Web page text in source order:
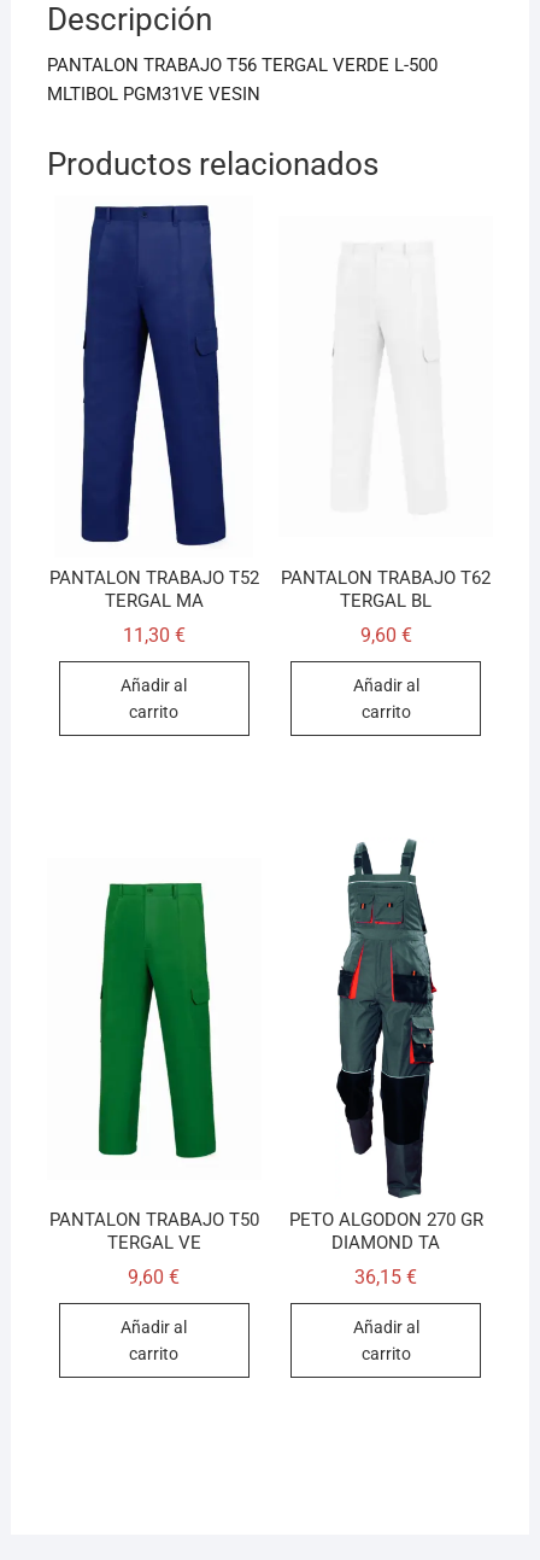
o
o
k
p
p
Descripción
PANTALON TRABAJO T56 TERGAL VERDE L-500
MLTIBOL PGM31VE VESIN
Productos relacionados
PANTALON TRABAJO T52
TERGAL MA
11,30 €
Añadir al
carrito
PANTALON TRABAJO T62
TERGAL BL
9,60 €
Añadir al
carrito
PANTALON TRABAJO T50
TERGAL VE
9,60€
Añadir al
carrito
PETO ALGODON 270 GR
DIAMOND TA
36,15€
Añadir al
carrito